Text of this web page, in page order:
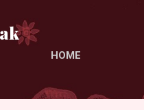
HOME